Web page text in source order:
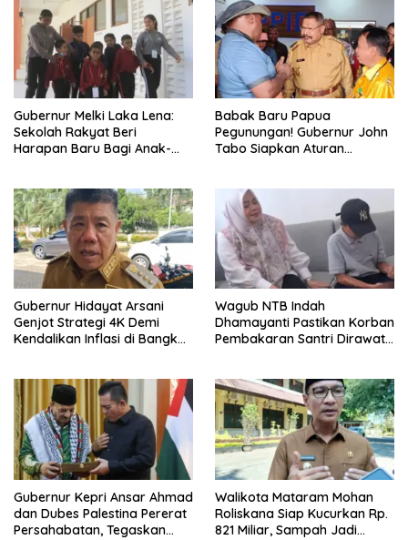
Gubernur Melki Laka Lena:
Sekolah Rakyat Beri
Harapan Baru Bagi Anak-
Babak Baru Papua
Pegunungan! Gubernur John
Tabo Siapkan Aturan
Gubernur Hidayat Arsani
Genjot Strategi 4K Demi
Kendalikan Inflasi di Bangka
Wagub NTB Indah
Dhamayanti Pastikan Korban
Pembakaran Santri Dirawat
Gubernur Kepri Ansar Ahmad
dan Dubes Palestina Pererat
Persahabatan, Tegaskan
Walikota Mataram Mohan
Roliskana Siap Kucurkan Rp.
821 Miliar, Sampah Jadi